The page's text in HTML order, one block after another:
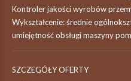
Kontroler jakości wyrobów
Wykształcenie: średnie
umiejętność obsługi maszyny
SZCZEGÓŁY OFERTY